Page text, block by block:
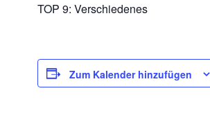
TOP 9: Verschiedenes
Zum Kalender hinzufügen